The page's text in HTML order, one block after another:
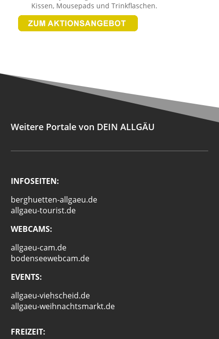
Kissen, Mousepads und Trinkflaschen.
Weitere Portale von DEIN ALLGÄU
INFOSEITEN:
berghuetten-allgaeu.de
allgaeu-tourist.de
WEBCAMS:
allgaeu-cam.de
bodenseewebcam.de
EVENTS:
allgaeu-viehscheid.de
allgaeu-weihnachtsmarkt.de
FREIZEIT: